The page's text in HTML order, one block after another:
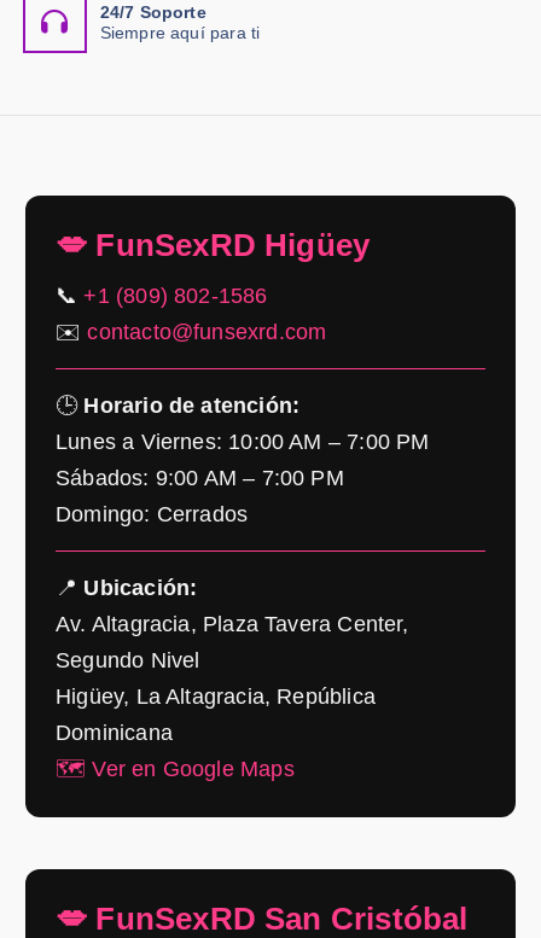
24/7 Soporte
Siempre aquí para ti
💋 FunSexRD Higüey
📞+1 (809) 802-1586
✉️contacto@funsexrd.com
🕒 Horario de atención:
Lunes a Viernes: 10:00 AM – 7:00 PM
Sábados: 9:00 AM – 7:00 PM
Domingo: Cerrados
📍 Ubicación:
Av. Altagracia, Plaza Tavera Center,
Segundo Nivel
Higüey, La Altagracia, República
Dominicana
🗺️ Ver en Google Maps
💋 FunSexRD San Cristóbal